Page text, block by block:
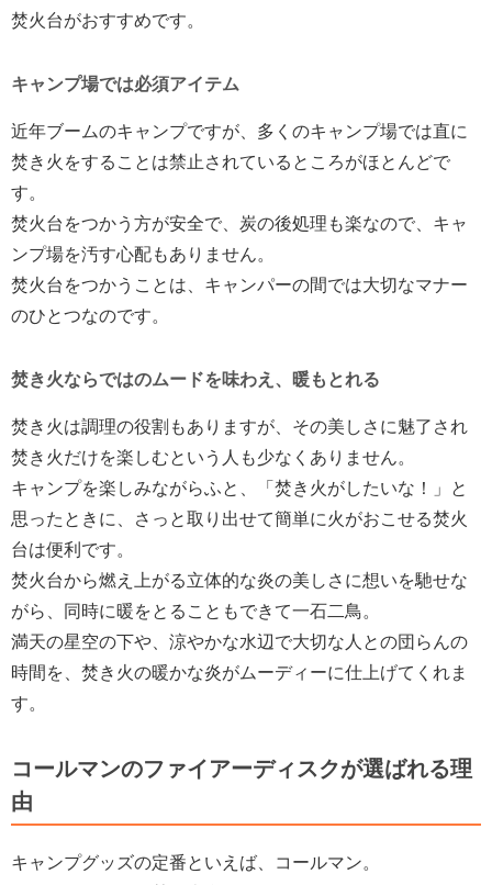
焚火台がおすすめです。
キャンプ場では必須アイテム
近年ブームのキャンプですが、多くのキャンプ場では直に
焚き火をすることは禁止されているところがほとんどで
す。
焚火台をつかう方が安全で、炭の後処理も楽なので、キャ
ンプ場を汚す心配もありません。
焚火台をつかうことは、キャンパーの間では大切なマナー
のひとつなのです。
焚き火ならではのムードを味わえ、暖もとれる
焚き火は調理の役割もありますが、その美しさに魅了され
焚き火だけを楽しむという人も少なくありません。
キャンプを楽しみながらふと、「焚き火がしたいな！」と
思ったときに、さっと取り出せて簡単に火がおこせる焚火
台は便利です。
焚火台から燃え上がる立体的な炎の美しさに想いを馳せな
がら、同時に暖をとることもできて一石二鳥。
満天の星空の下や、涼やかな水辺で大切な人との団らんの
時間を、焚き火の暖かな炎がムーディーに仕上げてくれま
す。
コールマンのファイアーディスクが選ばれる理
由
キャンプグッズの定番といえば、コールマン。